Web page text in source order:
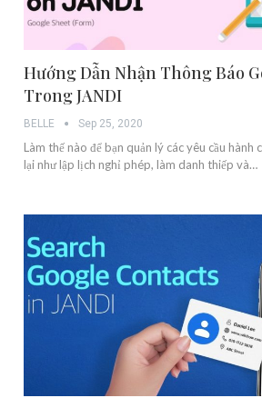
Hướng Dẫn Nhận Thông Báo
Trong JANDI
BELLE Sep 25, 2020
Làm thế nào để bạn quản lý các yêu cầu hành
lại như lập lịch nghỉ phép, làm danh thiếp và…